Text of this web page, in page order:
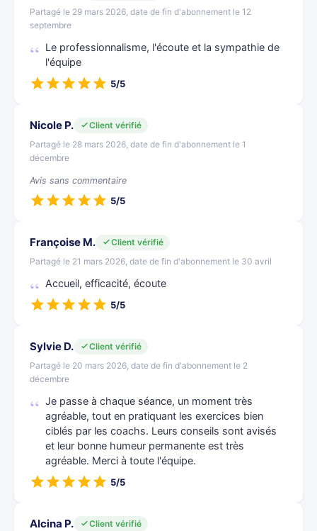
Partagé le 29 mars 2026, date de fin d'abonnement le 12
septembre
Le professionnalisme, l'écoute et la sympathie de
l'équipe
5/5
Nicole P.
Client vérifié
Partagé le 28 mars 2026, date de fin d'abonnement le 1
décembre
Avis sans commentaire
5/5
Françoise M.
Client vérifié
Partagé le 21 mars 2026, date de fin d'abonnement le 30 avril
Accueil, efficacité, écoute
5/5
Sylvie D.
Client vérifié
Partagé le 20 mars 2026, date de fin d'abonnement le 2
décembre
Je passe à chaque séance, un moment très
agréable, tout en pratiquant les exercices bien
ciblés par les coachs. Leurs conseils sont avisés
et leur bonne humeur permanente est très
agréable. Merci à toute l'équipe.
5/5
Alcina P.
Client vérifié